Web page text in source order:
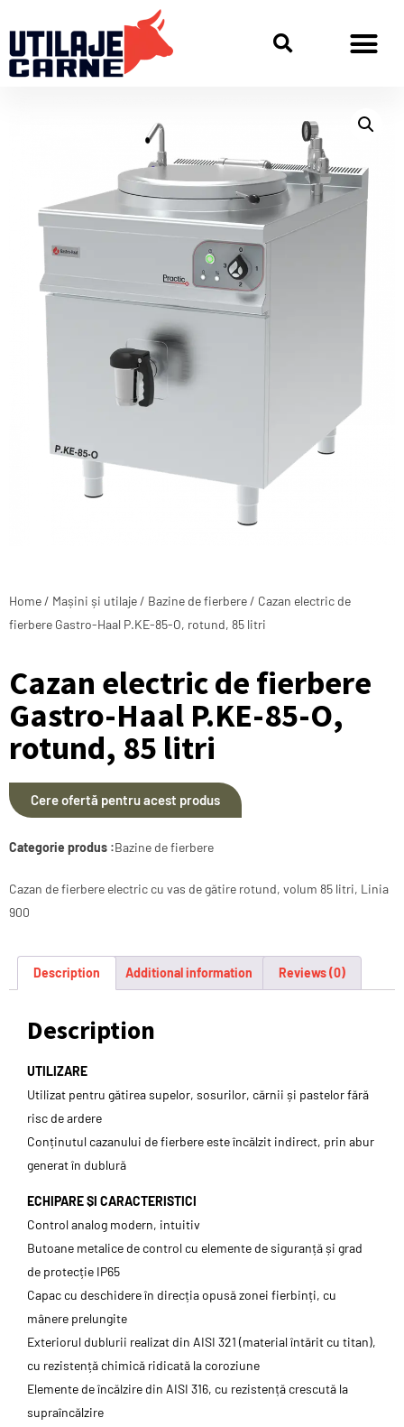
Home / Mașini și utilaje / Bazine de fierbere / Cazan electric de
fierbere Gastro-Haal P.KE-85-O, rotund, 85 litri
Cazan electric de fierbere
Gastro-Haal P.KE-85-O,
rotund, 85 litri
Cere ofertă pentru acest produs
Categorie produs :Bazine de fierbere
Cazan de fierbere electric cu vas de gătire rotund, volum 85 litri, Linia
900
Description Additional information Reviews (0)
Description
UTILIZARE
Utilizat pentru gătirea supelor, sosurilor, cărnii și pastelor fără
risc de ardere
Conținutul cazanului de fierbere este încălzit indirect, prin abur
generat în dublură
ECHIPARE ȘI CARACTERISTICI
Control analog modern, intuitiv
Butoane metalice de control cu elemente de siguranță și grad
de protecție IP65
Capac cu deschidere în direcția opusă zonei fierbinți, cu
mânere prelungite
Exteriorul dublurii realizat din AISI 321 (material întărit cu titan),
cu rezistență chimică ridicată la coroziune
Elemente de încălzire din AISI 316, cu rezistență crescută la
supraîncălzire